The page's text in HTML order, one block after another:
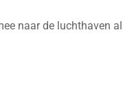
naar de luchthaven